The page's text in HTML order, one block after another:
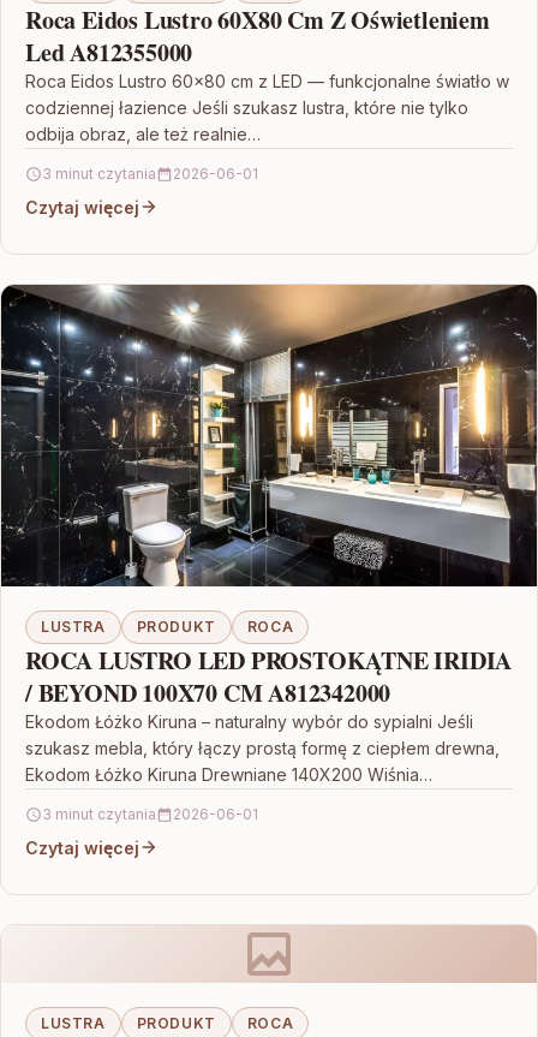
Roca Eidos Lustro 60X80 Cm Z Oświetleniem
Led A812355000
Roca Eidos Lustro 60×80 cm z LED — funkcjonalne światło w
codziennej łazience Jeśli szukasz lustra, które nie tylko
odbija obraz, ale też realnie…
3 minut czytania 2026-06-01
Czytaj więcej
LUSTRA PRODUKT ROCA
ROCA LUSTRO LED PROSTOKĄTNE IRIDIA
/ BEYOND 100X70 CM A812342000
Ekodom Łóżko Kiruna – naturalny wybór do sypialni Jeśli
szukasz mebla, który łączy prostą formę z ciepłem drewna,
Ekodom Łóżko Kiruna Drewniane 140X200 Wiśnia…
3 minut czytania 2026-06-01
Czytaj więcej
LUSTRA PRODUKT ROCA